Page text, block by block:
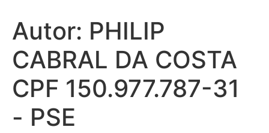
Autor: PHILIP
CABRAL DA COSTA
CPF 150.977.787-31
- PSE